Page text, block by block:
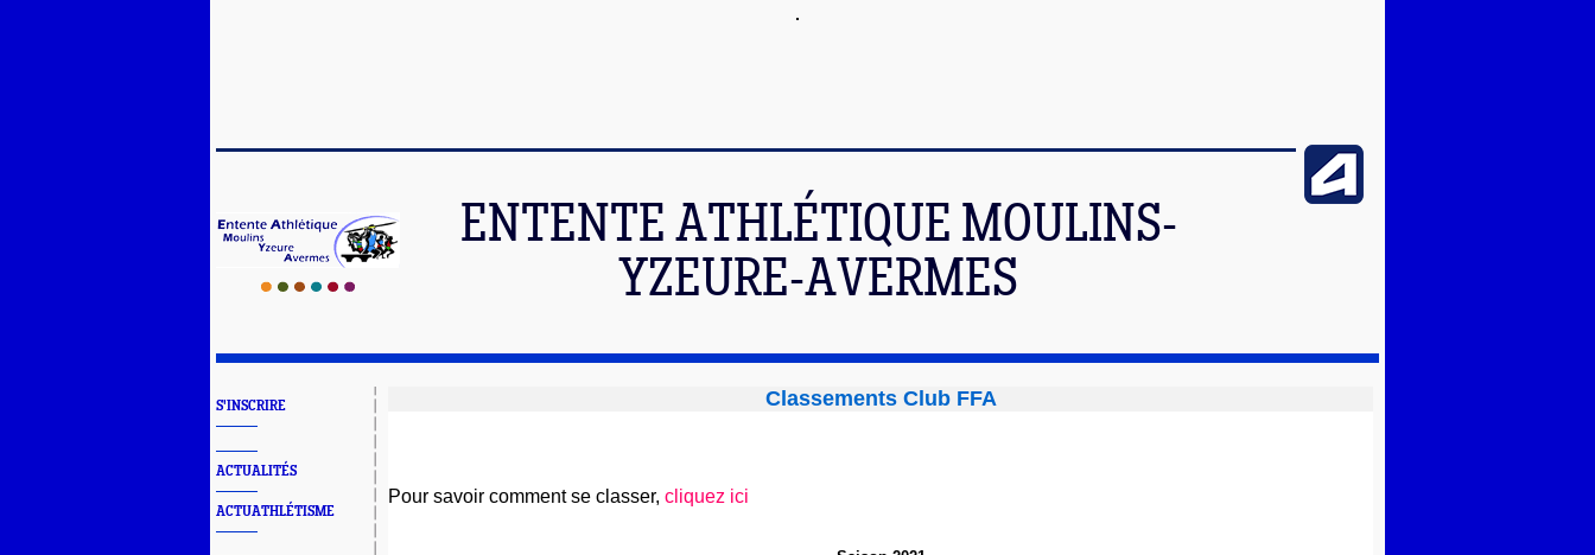
ENTENTE ATHLÉTIQUE MOULINS-
YZEURE-AVERMES
S'INSCRIRE
ACTUALITÉS
ACTUATHLÉTISME
Classements Club FFA
Pour savoir comment se classer, cliquez ici